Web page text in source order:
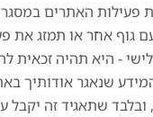
פעילות האתרים
גוף אחר או תמזג את
- היא תהיה זכאית
שנאגר אודותיך
ובלבד שתאגיד זה יקבל